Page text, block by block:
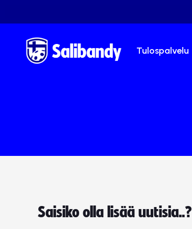
Tulospalvelu
Saisiko olla lisää uutisia..?